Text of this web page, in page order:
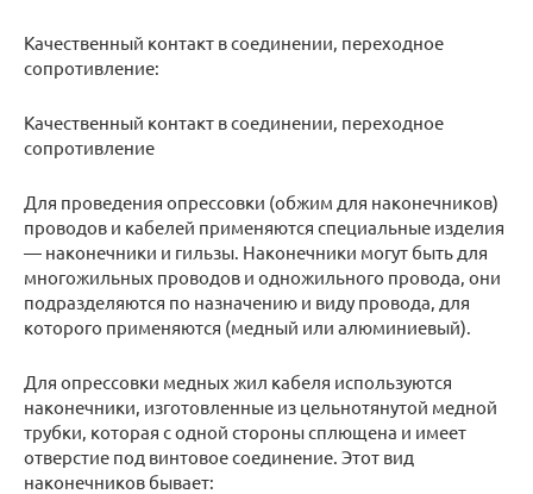
Качественный контакт в соединении, переходное
сопротивление:
Качественный контакт в соединении, переходное
сопротивление
Для проведения опрессовки (обжим для наконечников)
проводов и кабелей применяются специальные изделия
— наконечники и гильзы. Наконечники могут быть для
многожильных проводов и одножильного провода, они
подразделяются по назначению и виду провода, для
которого применяются (медный или алюминиевый).
Для опрессовки медных жил кабеля используются
наконечники, изготовленные из цельнотянутой медной
трубки, которая с одной стороны сплющена и имеет
отверстие под винтовое соединение. Этот вид
наконечников бывает: